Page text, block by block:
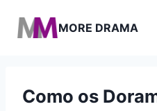
para
MORE DRAMA
Como os